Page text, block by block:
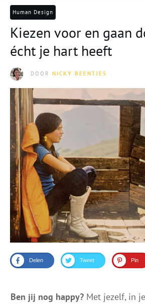
Human Design
Kiezen voor en gaan
écht je hart heeft
DOOR NICKY BEENTJES
Delen Tweet Pin
Ben jij nog happy? Met jezelf, in